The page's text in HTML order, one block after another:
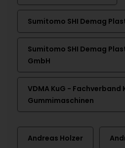
Sumitomo SHI Demag
Sumitomo SHI Demag
GmbH
VDMA KuG -
Gummimaschinen
Andreas Holzer